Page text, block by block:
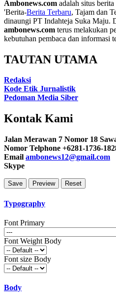
Ambonews.com adalah situs
'Berita-Berita Terbaru, Tajam dan
dinaungi PT Indahteja Suka Maju.
ambonews.com terus melakukan
kebutuhan pembaca dan informasi
TAUTAN UTAMA
Redaksi
Kode Etik Jurnalistik
Pedoman Media Siber
Kontak Kami
Jalan Merawan 7 Nomor 18
Nomor Telphone +6281-1736-
Email ambonews12@gmail.com
Skype
Typography
Font Primary
Font Weight Body
Font size Body
Body